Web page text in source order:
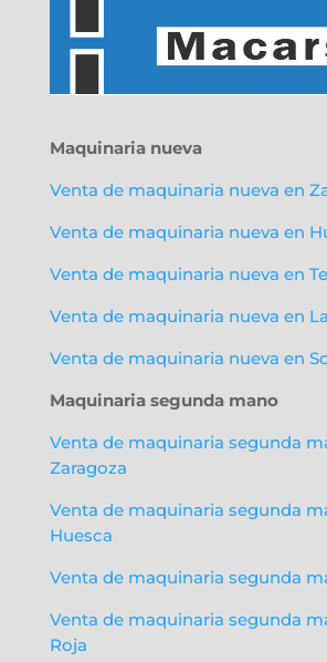
Maquinaria nueva
Venta de maquinaria nueva en
Venta de maquinaria nueva en
Venta de maquinaria nueva en
Venta de maquinaria nueva en
Venta de maquinaria nueva en
Maquinaria segunda mano
Venta de maquinaria segunda
Zaragoza
Venta de maquinaria segunda
Huesca
Venta de maquinaria segunda
Venta de maquinaria segunda
Roja